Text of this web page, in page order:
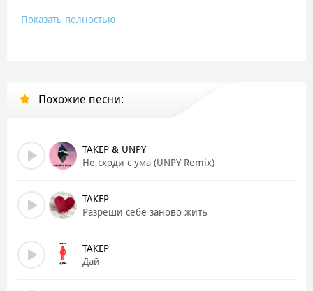
Я жил — не парился
Всё так — на лёгком
Но вдруг эта мадам (опа)
Потом на “ты” легко
А дальше больше нас
Где были принципы
Сам не пойму теперь (ооп)
Показать полностью
Похожие песни:
ТАКЕР & UNPY
Не сходи с ума (UNPY Remix)
ТАКЕР
Разреши себе заново жить
ТАКЕР
Дай